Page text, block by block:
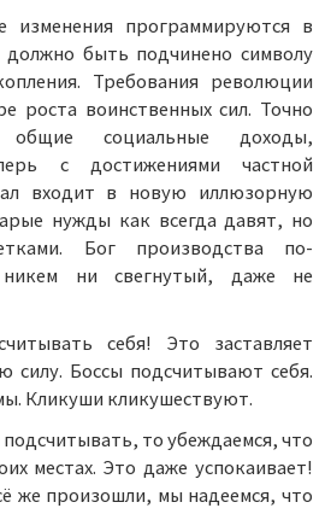
изменения программируются в
должно быть подчинено символу
Требования революции
роста воинственных сил. Точно
социальные доходы,
с достижениями частной
входит в новую иллюзорную
нужды как всегда давят, но
Бог производства по-
ни свегнутый, даже не
себя! Это заставляет
силу. Боссы подсчитывают себя.
Кликуши кликушествуют.
то убеждаемся, что
местах. Это даже успокаивает!
же произошли, мы надеемся, что